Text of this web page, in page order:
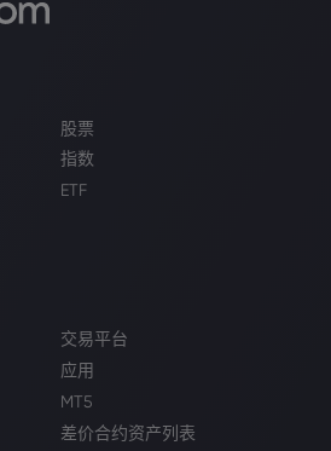
股票
指数
ETF
交易平台
应用
MT5
差价合约资产列表